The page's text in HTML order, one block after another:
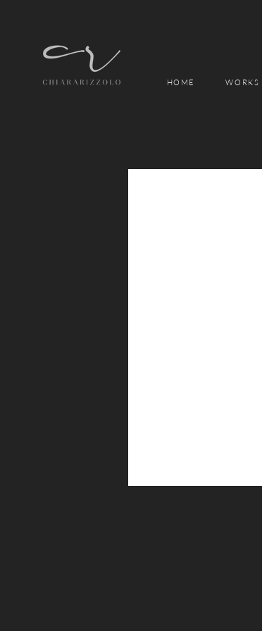
HOME WORKS